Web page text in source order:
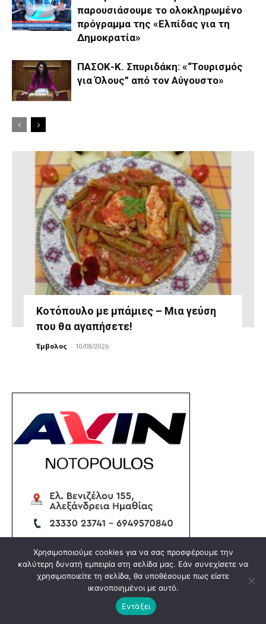
παρουσιάσουμε το ολοκληρωμένο
πρόγραμμα της «Ελπίδας για τη
Δημοκρατία»
ΠΑΣΟΚ-Κ. Σπυριδάκη: «“Τουρισμός
για Όλους” από τον Αύγουστο»
Κοτόπουλο με μπάμιες – Μια γεύση
που θα αγαπήσετε!
Έμβολος - 10/08/2026
Χρησιμοποιούμε cookies για να σας προσφέρουμε την
καλύτερη δυνατή εμπειρία στη σελίδα μας. Εάν συνεχίσετε να
χρησιμοποιείτε τη σελίδα, θα υποθέσουμε πως είστε
ικανοποιημένοι με αυτό.
Εντάξει